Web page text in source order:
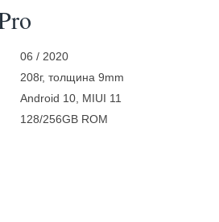
06 / 2020
208г, толщина 9mm
Android 10, MIUI 11
128/256GB ROM